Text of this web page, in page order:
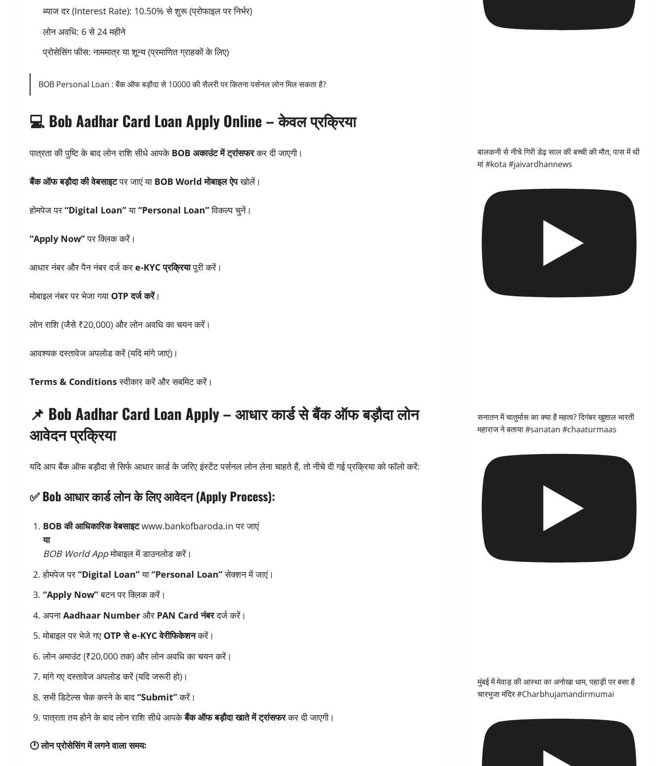
ब्याज दर (Interest Rate): 10.50% से शुरू (प्रोफाइल पर निर्भर)
लोन अवधि: 6 से 24 महीने
प्रोसेसिंग फीस: नाममात्र या शून्य (प्रमाणित ग्राहकों के लिए)
BOB Personal Loan : बैंक ऑफ बड़ौदा से 10000 की सैलरी पर कितना पर्सनल लोन मिल सकता है?
💻 Bob Aadhar Card Loan Apply Online – केवल प्रक्रिया
पात्रता की पुष्टि के बाद लोन राशि सीधे आपके BOB अकाउंट में ट्रांसफरकर दी जाएगी।
बैंक ऑफ बड़ौदा की वेबसाइटपर जाएं या BOB World मोबाइल ऐपखोलें।
होमपेज पर “Digital Loan”या“Personal Loan”विकल्प चुनें।
“Apply Now”पर क्लिक करें।
आधार नंबर और पैन नंबर दर्ज कर e-KYC प्रक्रियापूरी करें।
मोबाइल नंबर पर भेजा गया OTP दर्ज करें।
लोन राशि (जैसे ₹20,000) और लोन अवधि का चयन करें।
आवश्यक दस्तावेज अपलोड करें (यदि मांगे जाएं)।
Terms & Conditionsस्वीकार करें और सबमिट करें।
📌 Bob Aadhar Card Loan Apply – आधार कार्ड से बैंक ऑफ बड़ौदा लोन
आवेदन प्रक्रिया
यदि आप बैंक ऑफ बड़ौदा से सिर्फ आधार कार्ड के जरिए इंस्टेंट पर्सनल लोन लेना चाहते हैं, तो नीचे दी गई प्रक्रिया को फॉलो करें:
✅Bob आधार कार्ड लोन के लिए आवेदन (Apply Process):
BOB की आधिकारिक वेबसाइट www.bankofbaroda.in पर जाएं
या
BOB World Appमोबाइल में डाउनलोड करें।
होमपेज पर “Digital Loan”या“Personal Loan”सेक्शन में जाएं।
“Apply Now”बटन पर क्लिक करें।
अपनाAadhaar Number और PAN Card नंबरदर्ज करें।
मोबाइल पर भेजे गए OTP से e-KYC वेरीफिकेशनकरें।
लोन अमाउंट (₹20,000 तक) और लोन अवधि का चयन करें।
मांगे गए दस्तावेज अपलोड करें (यदि जरूरी हो)।
सभी डिटेल्स चेक करने के बाद“Submit”करें।
पात्रता तय होने के बाद लोन राशि सीधे आपकेबैंक ऑफ बड़ौदा खाते में ट्रांसफरकर दी जाएगी।
🕐लोन प्रोसेसिंग में लगने वाला समय:
बालकनी से नीचे गिरी डेढ़ साल की बच्ची की मौत, पास में थी
मां #kota #jaivardhannews
सनातन में चातुर्मास का क्या है महत्व? दिगंबर खुशाल भारती
महाराज ने बताया #sanatan #chaaturmaas
मुंबई में मेवाड़ की आस्था का अनोखा धाम, पहाड़ी पर बसा है
चारभुजा मंदिर #Charbhujamandirmumai